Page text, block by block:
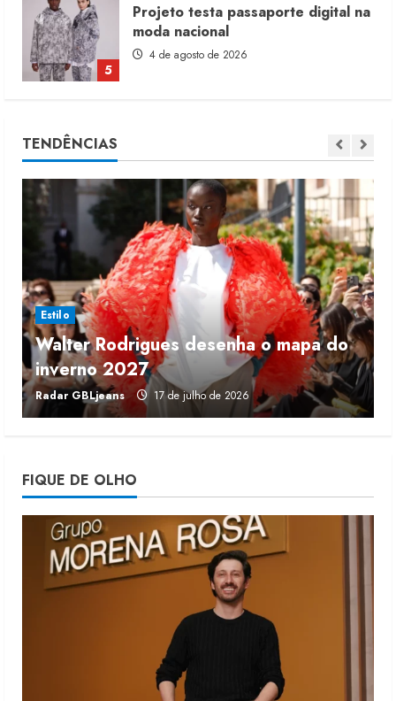
1
Dia dos Pais reforça retomada da
moda no varejo
7 de agosto de 2026
2
3
Renata Caixeta assume Movimento
Sou de Algodão
5 de agosto de 2026
4
Fakini prevê R$345 milhões de
receita em 2026
4 de agosto de 2026
5
Projeto testa passaporte digital na
moda nacional
4 de agosto de 2026
TENDÊNCIAS
Estilo
Walter Rodrigues desenha o mapa do
inverno 2027
Radar GBLjeans 17 de julho de 2026
FIQUE DE OLHO